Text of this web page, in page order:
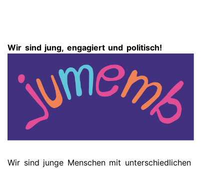
Wir sind jung, engagiert und politisch!
Wir sind junge Menschen mit unterschiedlichen